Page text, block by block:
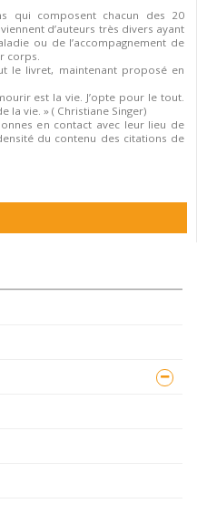
qui composent chacun des 20
d’auteurs très divers ayant
ou de l’accompagnement de
corps.
le livret, maintenant proposé en
est la vie. J’opte pour le tout.
la vie. » ( Christiane Singer)
en contact avec leur lieu de
du contenu des citations de